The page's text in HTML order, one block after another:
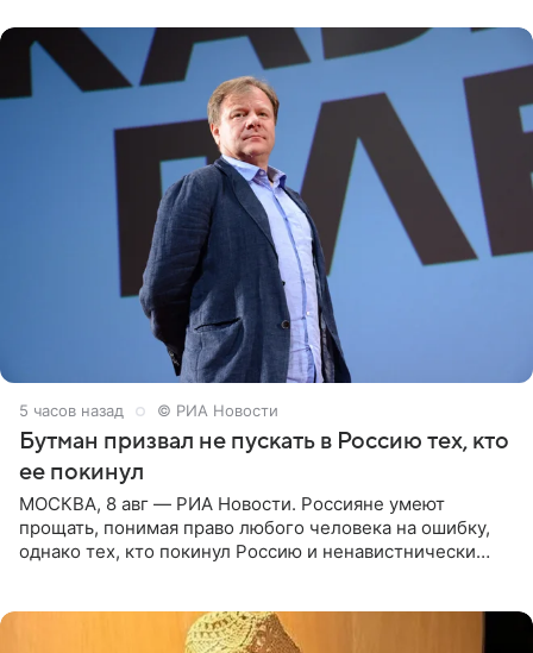
5 часов назад © РИА Новости
Бутман призвал не пускать в Россию тех, кто
ее покинул
МОСКВА, 8 авг — РИА Новости. Россияне умеют
прощать, понимая право любого человека на ошибку,
однако тех, кто покинул Россию и ненавистнически